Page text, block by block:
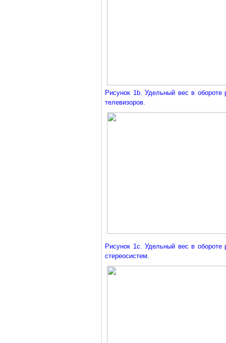
Рисунок 1b. Удельный вес в обороте
телевизоров.
Рисунок 1c. Удельный вес в обороте
стереосистем.